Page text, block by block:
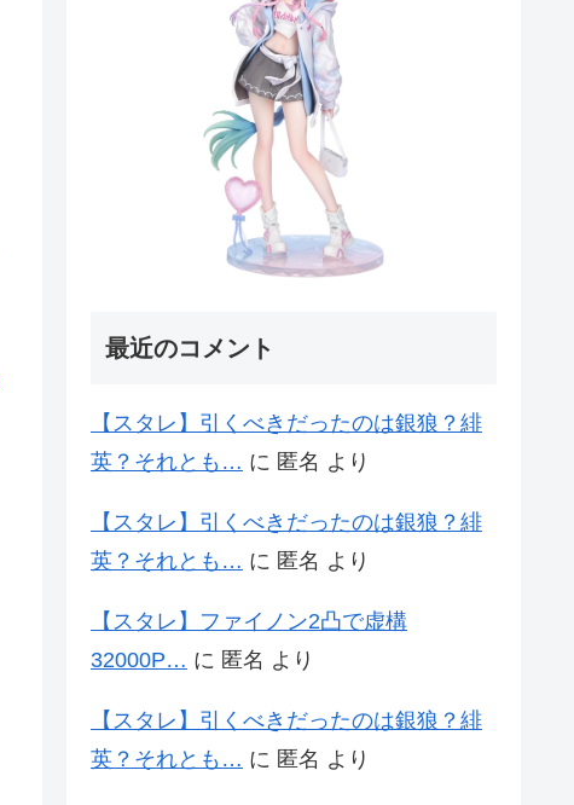
最近のコメント
【スタレ】引くべきだったのは銀狼？緋
英？それとも… に 匿名 より
【スタレ】引くべきだったのは銀狼？緋
英？それとも… に 匿名 より
【スタレ】ファイノン2凸で虚構
32000P… に 匿名 より
【スタレ】引くべきだったのは銀狼？緋
英？それとも… に 匿名 より